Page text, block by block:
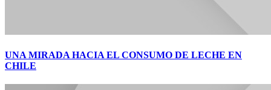
UNA MIRADA HACIA EL CONSUMO DE LECHE EN
CHILE